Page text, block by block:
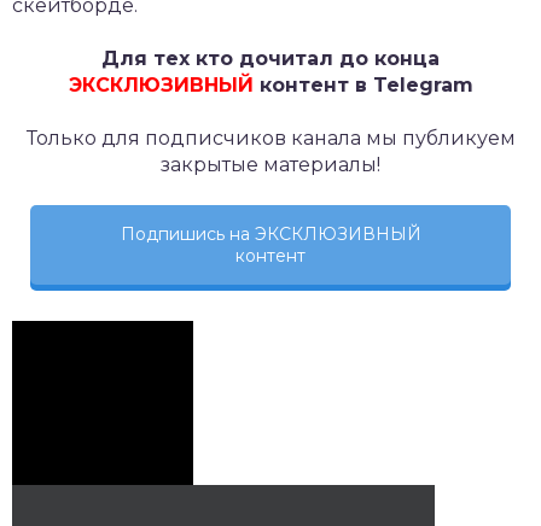
скейтборде.
Для тех кто дочитал до конца
ЭКСКЛЮЗИВНЫЙ контент в Telegram
Только для подписчиков канала мы публикуем
закрытые материалы!
Подпишись на ЭКСКЛЮЗИВНЫЙ
контент